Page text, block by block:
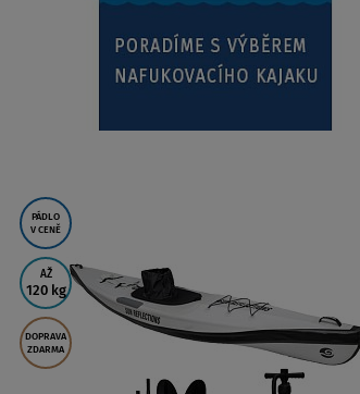
PÁDLO
V CENĚ
AŽ
120 kg
DOPRAVA
ZDARMA